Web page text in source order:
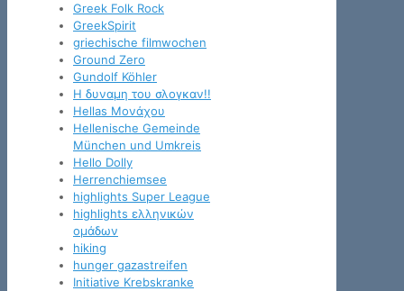
Greek Folk Rock
GreekSpirit
griechische filmwochen
Ground Zero
Gundolf Köhler
H δυναμη του σλογκαν!!
Hellas Μονάχου
Hellenische Gemeinde
München und Umkreis
Hello Dolly
Herrenchiemsee
highlights Super League
highlights ελληνικών
ομάδων
hiking
hunger gazastreifen
Initiative Krebskranke